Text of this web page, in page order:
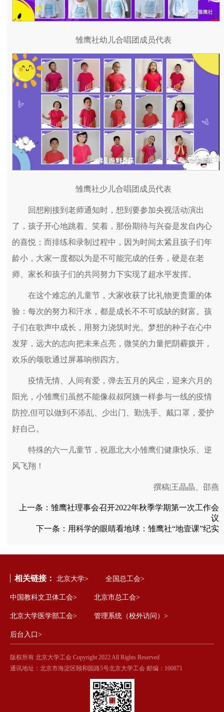
雏鹰社幼儿合唱团成员代表
雏鹰社少儿合唱团成员代表
回想刚接到老师通知时，想到要参加央视活动演出
了，孩子开心地跳着、笑着，那份期待与兴奋是发自内心
的喜悦；而排练和录制过程中，因为时间太紧且孩子们年
龄小，大家一度都以为是不可能完成的任务，硬是在老
师、家长和孩子们的共同努力下实现了超水平发挥。
在这个难忘的儿童节，大家收获了比礼物更贵重的体
验：每次的努力和汗水，都是成长不不可或缺的财富。孩
子们在歌声中成长，用努力浇筑时光。梦想的种子在心中
发芽，远大的志向把未来点亮，微笑的力量把阴霾拨开，
欢乐的颂歌通过屏幕响彻四方。
疫情无情、人间有爱，弹去五月的风尘，迎来六月的
阳光，小雏鹰们虽然不能像叔叔阿姨一样参与一线的疫情
防控,但可以做到不添乱、少出门、勤洗手、戴口罩，爱护
好自己。
特殊的六一儿童节，祝愿北大小雏鹰们健康快乐、逆
风飞翔！
撰稿|王晶晶、邵燕
上一条： 雏鹰社理事会召开2022年秋季学期第一次工作会
议
下一条： 用科学的眼睛看地球：雏鹰社“地壹课”纪实
相关链接： 北京大学> 全国总工会>
中国教科文卫体工会> 北京市总工会>
北京大学医学部工会> 管理系统（校外访问）>
后台入口>
版权所有 北京大学工会 Copyright 2022 All Rights Reserved
通讯地址：北京市海淀区颐和园路5号北京大学工会 邮编：100871